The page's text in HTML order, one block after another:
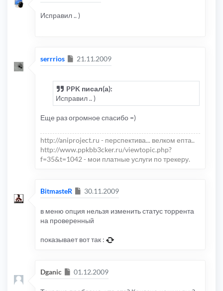
Исправил .. )
serrrios Сообщение
21.11.2009
PPK писал(а):
Исправил .. )
Еще раз огромное спасибо =)
http://aniproject.ru - перспектива... велком епта..
http://www.ppkbb3cker.ru/viewtopic.php?
f=35&t=1042 - мои платные услуги по трекеру.
BitmasteR Сообщение
30.11.2009
в меню опция нельзя изменить статус торрента
на проверенный
показывает вот так :
Dganic Сообщение
01.12.2009